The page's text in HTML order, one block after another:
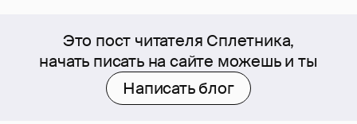
Это пост читателя Сплетника,
начать писать на сайте можешь и ты
Написать блог